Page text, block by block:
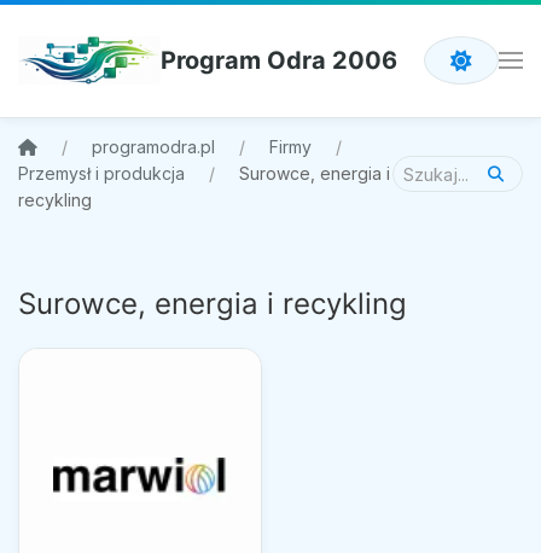
Program Odra 2006
programodra.pl
Firmy
Przemysł i produkcja
Surowce, energia i
recykling
Surowce, energia i recykling